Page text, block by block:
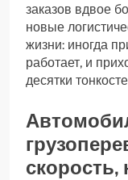
заказов вдвое
новые
жизни: иногда
работает, и
десятки
скорость,